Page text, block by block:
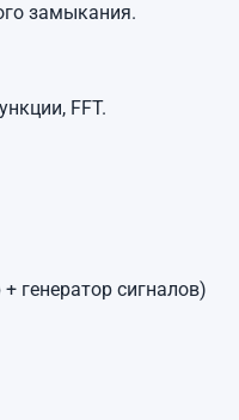
замыкания.
FFT.
генератор сигналов)